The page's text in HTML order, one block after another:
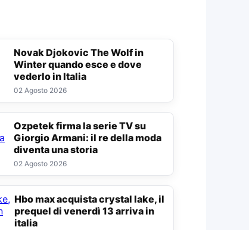
Novak Djokovic The Wolf in
Winter quando esce e dove
vederlo in Italia
02 Agosto 2026
Ozpetek firma la serie TV su
Giorgio Armani: il re della moda
diventa una storia
02 Agosto 2026
Hbo max acquista crystal lake, il
prequel di venerdì 13 arriva in
italia